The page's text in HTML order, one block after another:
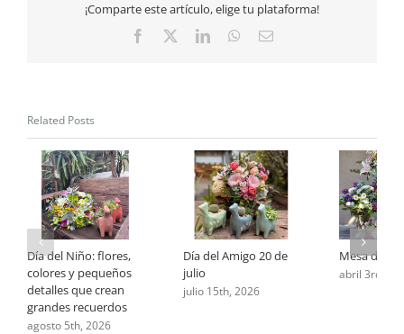
¡Comparte este artículo, elige tu plataforma!
Facebook LinkedInWhatsApp
Email
Related Posts
Día del Niño: flores,
colores y pequeños
detalles que crean
grandes recuerdos
agosto 5th, 2026
Día del Amigo 20 de
julio
julio 15th, 2026
Mesa de
abril 3rd,